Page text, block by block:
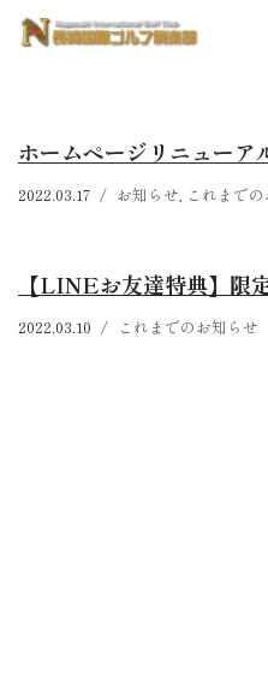
ン
ツ
キ
プ
ホームページリニューア
2022.03.17 お知らせ, これまで
【LINEお友達特典】限
2022.03.10 これまでのお知らせ